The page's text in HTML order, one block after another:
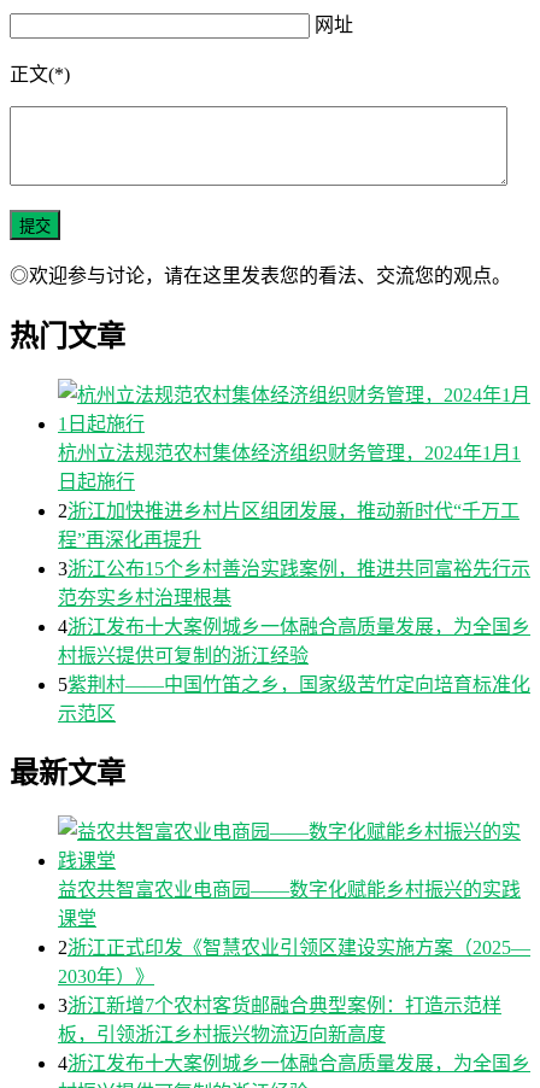
网址
正文(*)
◎欢迎参与讨论，请在这里发表您的看法、交流您的观点。
热门文章
杭州立法规范农村集体经济组织财务管理，2024年1月1
日起施行
2浙江加快推进乡村片区组团发展，推动新时代“千万工
程”再深化再提升
3浙江公布15个乡村善治实践案例，推进共同富裕先行示
范夯实乡村治理根基
4浙江发布十大案例城乡一体融合高质量发展，为全国乡
村振兴提供可复制的浙江经验
5紫荆村——中国竹笛之乡，国家级苦竹定向培育标准化
示范区
最新文章
益农共智富农业电商园——数字化赋能乡村振兴的实践
课堂
2浙江正式印发《智慧农业引领区建设实施方案（2025—
2030年）》
3浙江新增7个农村客货邮融合典型案例：打造示范样
板，引领浙江乡村振兴物流迈向新高度
4浙江发布十大案例城乡一体融合高质量发展，为全国乡